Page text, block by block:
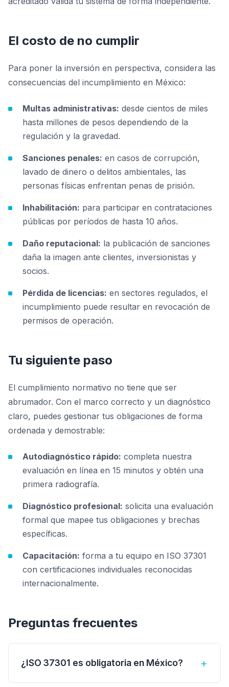
El costo de no cumplir
Para poner la inversión en perspectiva, considera las
consecuencias del incumplimiento en México:
Multas administrativas: desde cientos de miles
hasta millones de pesos dependiendo de la
regulación y la gravedad.
Sanciones penales: en casos de corrupción,
lavado de dinero o delitos ambientales, las
personas físicas enfrentan penas de prisión.
Inhabilitación: para participar en contrataciones
públicas por períodos de hasta 10 años.
Daño reputacional: la publicación de sanciones
daña la imagen ante clientes, inversionistas y
socios.
Pérdida de licencias: en sectores regulados, el
incumplimiento puede resultar en revocación de
permisos de operación.
Tu siguiente paso
El cumplimiento normativo no tiene que ser
abrumador. Con el marco correcto y un diagnóstico
claro, puedes gestionar tus obligaciones de forma
ordenada y demostrable:
Autodiagnóstico rápido: completa nuestra
evaluación en línea en 15 minutos y obtén una
primera radiografía.
Diagnóstico profesional: solicita una evaluación
formal que mapee tus obligaciones y brechas
específicas.
Capacitación: forma a tu equipo en ISO 37301
con certificaciones individuales reconocidas
internacionalmente.
Preguntas frecuentes
¿ISO 37301 es obligatoria en México? +